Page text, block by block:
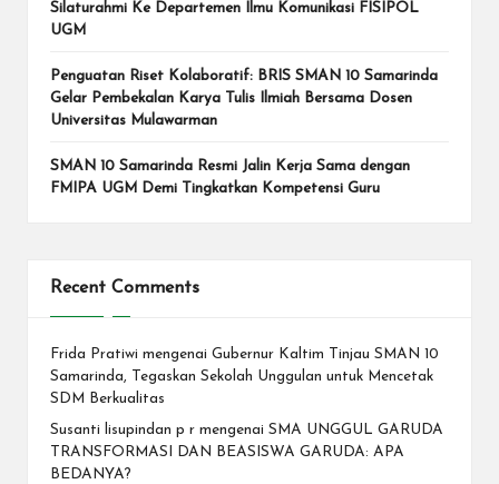
Silaturahmi Ke Departemen Ilmu Komunikasi FISIPOL
UGM
Penguatan Riset Kolaboratif: BRIS SMAN 10 Samarinda
Gelar Pembekalan Karya Tulis Ilmiah Bersama Dosen
Universitas Mulawarman
SMAN 10 Samarinda Resmi Jalin Kerja Sama dengan
FMIPA UGM Demi Tingkatkan Kompetensi Guru
Recent Comments
Frida Pratiwi mengenai Gubernur Kaltim Tinjau SMAN 10
Samarinda, Tegaskan Sekolah Unggulan untuk Mencetak
SDM Berkualitas
Susanti lisupindan p r mengenai SMA UNGGUL GARUDA
TRANSFORMASI DAN BEASISWA GARUDA: APA
BEDANYA?